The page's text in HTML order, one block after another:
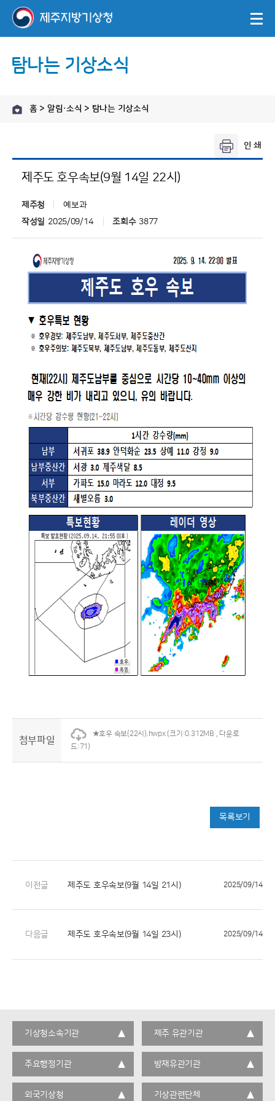
탐나는 기상소식
홈 > 알림·소식 > 탐나는 기상소식
제주도 호우속보(9월 14일 22시)
제주청
예보과
작성일 2025/09/14 조회수 3877
첨부파일
★호우 속보(22시).hwpx (크기:0.312MB , 다운로
드:71)
목록보기
이전글 제주도 호우속보(9월 14일 21시) 2025/09/14
다음글 제주도 호우속보(9월 14일 23시) 2025/09/14
기상청소속기관 제주 유관기관
주요행정기관 방재유관기관
외국기상청 기상관련단체